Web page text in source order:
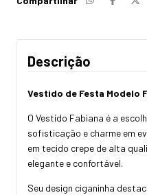
Descrição
Vestido de Festa Modelo
O Vestido Fabiana é a
sofisticação e charme em
em tecido crepe de alta
elegante e confortável.
Seu design ciganinha